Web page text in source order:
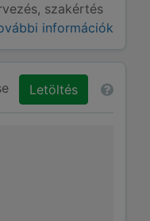
szakértés
információk
Letöltés